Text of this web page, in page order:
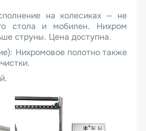
на колесиках — не
стола и мобилен. Нихром
струны. Цена доступна.
Нихромовое полотно также